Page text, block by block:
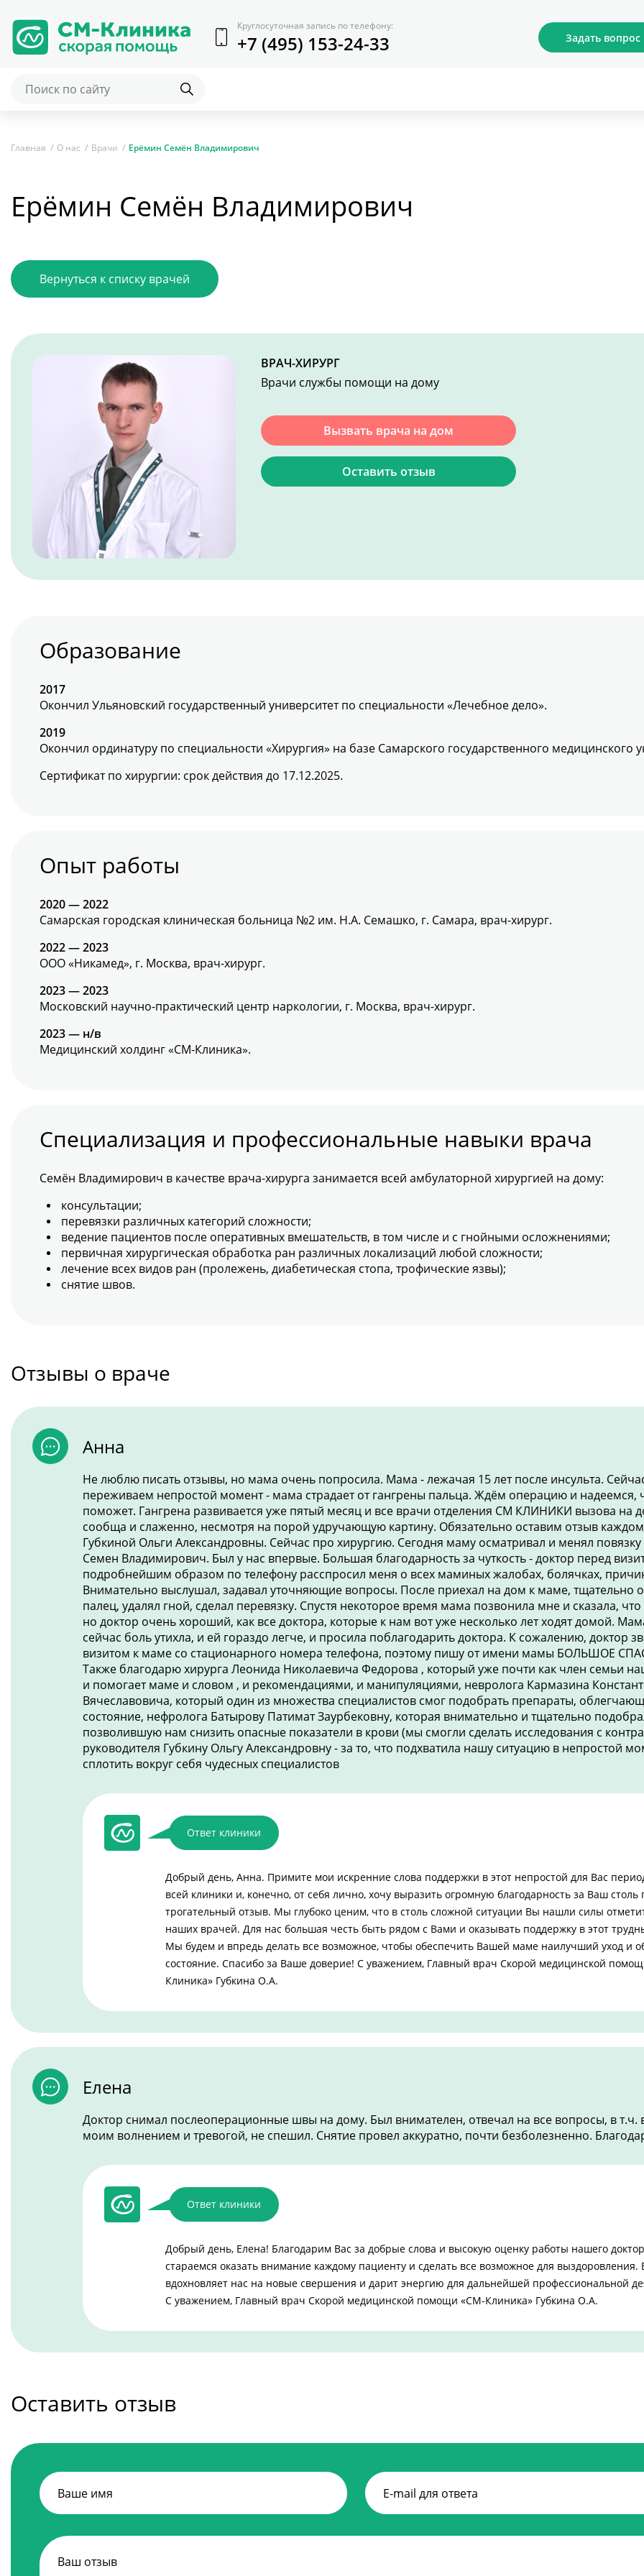
Круглосуточная запись по телефону:
+7 (495) 153-24-33 Задать вопрос
Главная О нас Врачи Ерёмин Семён Владимирович
Ерёмин Семён Владимирович
Вернуться к списку врачей
ВРАЧ-ХИРУРГ
Врачи службы помощи на дому
Вызвать врача на дом
Оставить отзыв
Образование
2017
Окончил Ульяновский государственный университет по специальности «Лечебное дело».
2019
Окончил ординатуру по специальности «Хирургия» на базе Самарского государственного медицинского
Сертификат по хирургии: срок действия до 17.12.2025.
Опыт работы
2020 — 2022
Самарская городская клиническая больница №2 им. Н.А. Семашко, г. Самара, врач-хирург.
2022 — 2023
ООО «Никамед», г. Москва, врач-хирург.
2023 — 2023
Московский научно-практический центр наркологии, г. Москва, врач-хирург.
2023 — н/в
Медицинский холдинг «СМ-Клиника».
Специализация и профессиональные навыки врача
Семён Владимирович в качестве врача-хирурга занимается всей амбулаторной хирургией на дому:
консультации;
перевязки различных категорий сложности;
ведение пациентов после оперативных вмешательств, в том числе и с гнойными осложнениями;
первичная хирургическая обработка ран различных локализаций любой сложности;
лечение всех видов ран (пролежень, диабетическая стопа, трофические язвы);
снятие швов.
Отзывы о враче
Анна
Не люблю писать отзывы, но мама очень попросила. Мама - лежачая 15 лет после инсульта.
переживаем непростой момент - мама страдает от гангрены пальца. Ждём операцию и надеемся,
поможет. Гангрена развивается уже пятый месяц и все врачи отделения СМ КЛИНИКИ вызова на
сообща и слаженно, несмотря на порой удручающую картину. Обязательно оставим отзыв
Губкиной Ольги Александровны. Сейчас про хирургию. Сегодня маму осматривал и менял
Семен Владимирович. Был у нас впервые. Большая благодарность за чуткость - доктор перед
подробнейшим образом по телефону расспросил меня о всех маминых жалобах, болячках,
Внимательно выслушал, задавал уточняющие вопросы. После приехал на дом к маме, тщательно
палец, удалял гной, сделал перевязку. Спустя некоторое время мама позвонила мне и сказала,
но доктор очень хороший, как все доктора, которые к нам вот уже несколько лет ходят домой.
сейчас боль утихла, и ей гораздо легче, и просила поблагодарить доктора. К сожалению, доктор
визитом к маме со стационарного номера телефона, поэтому пишу от имени мамы БОЛЬШОЕ
Также благодарю хирурга Леонида Николаевича Федорова , который уже почти как член семьи
и помогает маме и словом , и рекомендациями, и манипуляциями, невролога Кармазина
Вячеславовича, который один из множества специалистов смог подобрать препараты,
состояние, нефролога Батырову Патимат Заурбековну, которая внимательно и тщательно
позволившую нам снизить опасные показатели в крови (мы смогли сделать исследования с
руководителя Губкину Ольгу Александровну - за то, что подхватила нашу ситуацию в непростой
сплотить вокруг себя чудесных специалистов
Ответ клиники
Добрый день, Анна. Примите мои искренние слова поддержки в этот непростой для Вас
всей клиники и, конечно, от себя лично, хочу выразить огромную благодарность за Ваш
трогательный отзыв. Мы глубоко ценим, что в столь сложной ситуации Вы нашли силы
наших врачей. Для нас большая честь быть рядом с Вами и оказывать поддержку в этот
Мы будем и впредь делать все возможное, чтобы обеспечить Вашей маме наилучший уход и
состояние. Спасибо за Ваше доверие! С уважением, Главный врач Скорой медицинской
Клиника» Губкина О.А.
Елена
Доктор снимал послеоперационные швы на дому. Был внимателен, отвечал на все вопросы, в т.ч.
моим волнением и тревогой, не спешил. Снятие провел аккуратно, почти безболезненно.
Ответ клиники
Добрый день, Елена! Благодарим Вас за добрые слова и высокую оценку работы нашего
стараемся оказать внимание каждому пациенту и сделать все возможное для
вдохновляет нас на новые свершения и дарит энергию для дальнейшей профессиональной
С уважением, Главный врач Скорой медицинской помощи «СМ-Клиника» Губкина О.А.
Оставить отзыв